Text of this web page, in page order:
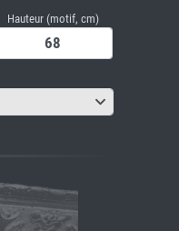
Hauteur (motif, cm)